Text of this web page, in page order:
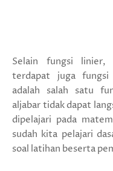
Selain fungsi linier,
terdapat juga fungsi
adalah salah satu
aljabar tidak dapat
dipelajari pada
sudah kita pelajari
soal latihan beserta